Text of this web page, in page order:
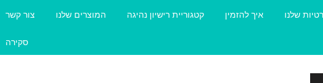
צור קשר המוצרים שלנו קטגוריית רישיון נהיגה איך להזמין שלנו
סקירה